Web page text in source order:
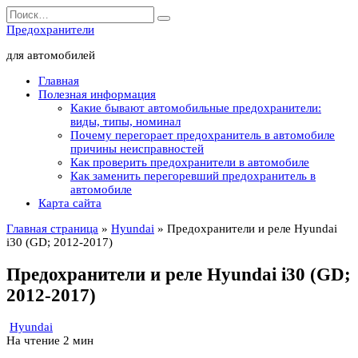
Перейти
к
содержанию
Search
for:
Предохранители
для автомобилей
Главная
Полезная информация
Какие бывают автомобильные предохранители:
виды, типы, номинал
Почему перегорает предохранитель в автомобиле
причины неисправностей
Как проверить предохранители в автомобиле
Как заменить перегоревший предохранитель в
автомобиле
Карта сайта
Главная страница » Hyundai » Предохранители и реле Hyundai
i30 (GD; 2012-2017)
Предохранители и реле Hyundai i30 (GD;
2012-2017)
Hyundai
На чтение 2 мин